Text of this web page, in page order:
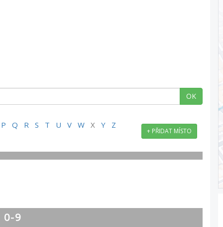
OK
+ PŘIDAT MÍSTO
P Q R S T U V W X Y Z
0-9